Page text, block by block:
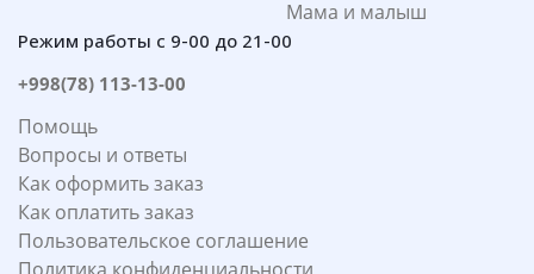
Мама и малыш
Режим работы с 9-00 до 21-00
+998(78) 113-13-00
Помощь
Вопросы и ответы
Как оформить заказ
Как оплатить заказ
Пользовательское соглашение